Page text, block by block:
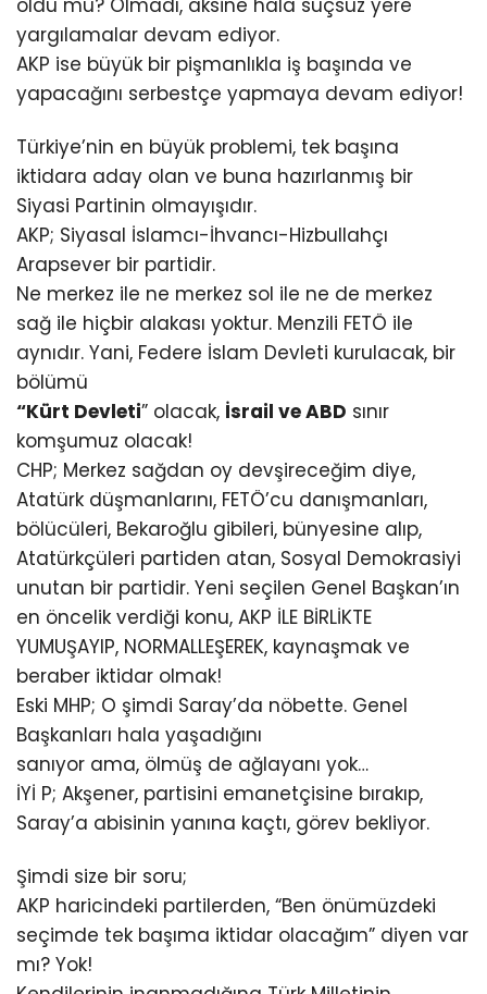
yargılamalar devam ediyor.
AKP ise büyük bir pişmanlıkla iş başında ve
yapacağını serbestçe yapmaya devam ediyor!
Türkiye’nin en büyük problemi, tek başına
iktidara aday olan ve buna hazırlanmış bir
Siyasi Partinin olmayışıdır.
AKP; Siyasal İslamcı-İhvancı-Hizbullahçı
Arapsever bir partidir.
Ne merkez ile ne merkez sol ile ne de merkez
sağ ile hiçbir alakası yoktur. Menzili FETÖ ile
aynıdır. Yani, Federe İslam Devleti kurulacak, bir
bölümü
“Kürt Devleti” olacak, İsrail ve ABD sınır
komşumuz olacak!
CHP; Merkez sağdan oy devşireceğim diye,
Atatürk düşmanlarını, FETÖ’cu danışmanları,
bölücüleri, Bekaroğlu gibileri, bünyesine alıp,
Atatürkçüleri partiden atan, Sosyal Demokrasiyi
unutan bir partidir. Yeni seçilen Genel Başkan’ın
en öncelik verdiği konu, AKP İLE BİRLİKTE
YUMUŞAYIP, NORMALLEŞEREK, kaynaşmak ve
beraber iktidar olmak!
Eski MHP; O şimdi Saray’da nöbette. Genel
Başkanları hala yaşadığını
sanıyor ama, ölmüş de ağlayanı yok…
İYİ P; Akşener, partisini emanetçisine bırakıp,
Saray’a abisinin yanına kaçtı, görev bekliyor.
Şimdi size bir soru;
AKP haricindeki partilerden, “Ben önümüzdeki
seçimde tek başıma iktidar olacağım” diyen var
mı? Yok!